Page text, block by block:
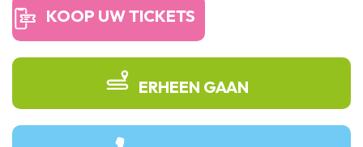
KOOP UW TICKETS
ERHEEN GAAN